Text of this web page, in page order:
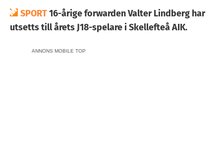
SPORT16-årige forwarden Valter Lindberg har
utsetts till årets J18-spelare i Skellefteå AIK.
ANNONS MOBILE TOP